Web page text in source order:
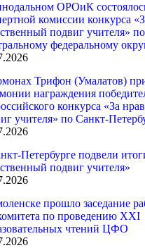
ОРОиК
комиссии конкурса
подвиг учителя» по
федеральному
Трифон (Умалатов)
награждения
конкурса «За
учителя» по Санкт-
Петербурге подвели
подвиг учителя»
прошло заседание
по проведению XXI
чтений ЦФО